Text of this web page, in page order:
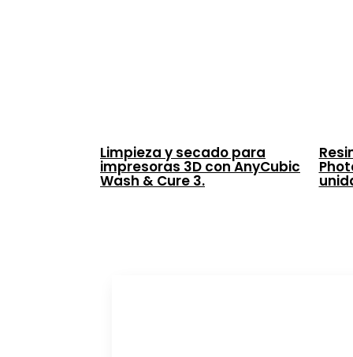
Limpieza y secado para
impresoras 3D con AnyCubic
Wash & Cure 3.